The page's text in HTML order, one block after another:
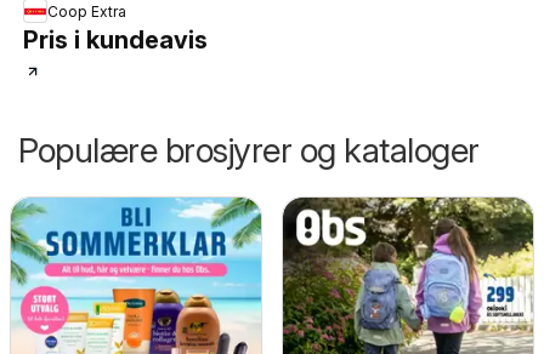
Coop Extra
Pris i kundeavis
Populære brosjyrer og kataloger